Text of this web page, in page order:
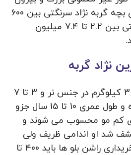
زده است برای خریداری بچه گربه نژاد سرنگتی بین 600
تا 2000 دلار یا به عبارتی بین 2.2 تا 7.4 میلیون
نژاد گربه
با وزن 3 کیلوگرم در جنس نر و 3 تا 7
کیلوگرم در جنس ماده و طول عمری 10 تا 15 سال جزو
کم مو محسوب می شوند و
شد او اندامی ظریف ولی
عضلانی دارد که برای خریداری راشن بلو ها باید 400 تا